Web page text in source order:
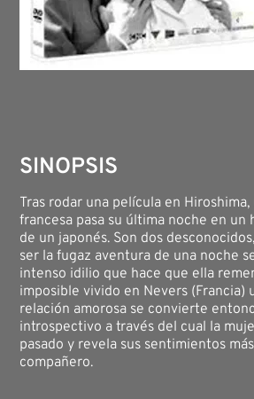
SINOPSIS
Tras rodar una película en
francesa pasa su última noche en un
de un japonés. Son dos
ser la fugaz aventura de una noche
intenso idilio que hace que ella
imposible vivido en Nevers (Francia)
relación amorosa se convierte
introspectivo a través del cual la
pasado y revela sus sentimientos
compañero.